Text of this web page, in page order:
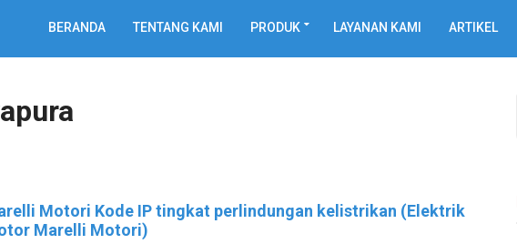
BERANDA TENTANG KAMI PRODUK LAYANAN KAMI ARTIKEL
Motori Kode IP tingkat perlindungan kelistrikan (Elektrik
Marelli Motori)